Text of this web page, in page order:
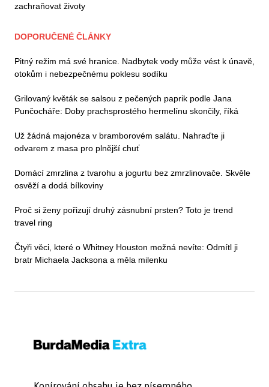
zachraňovat životy
DOPORUČENÉ ČLÁNKY
Pitný režim má své hranice. Nadbytek vody může vést k únavě,
otokům i nebezpečnému poklesu sodíku
Grilovaný květák se salsou z pečených paprik podle Jana
Punčocháře: Doby prachsprostého hermelínu skončily, říká
Už žádná majonéza v bramborovém salátu. Nahraďte ji
odvarem z masa pro plnější chuť
Domácí zmrzlina z tvarohu a jogurtu bez zmrzlinovače. Skvěle
osvěží a dodá bílkoviny
Proč si ženy pořizují druhý zásnubní prsten? Toto je trend
travel ring
Čtyři věci, které o Whitney Houston možná nevíte: Odmítl ji
bratr Michaela Jacksona a měla milenku